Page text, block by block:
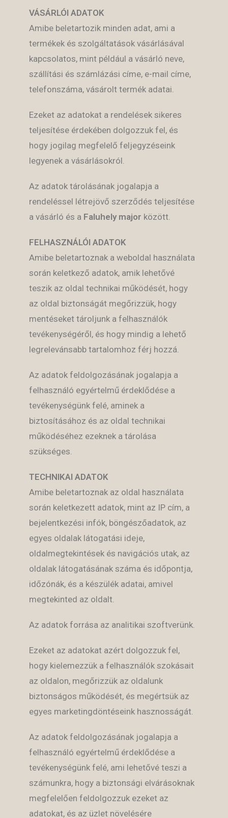
VÁSÁRLÓI ADATOK
Amibe beletartozik minden adat, ami a
termékek és szolgáltatások vásárlásával
kapcsolatos, mint például a vásárló neve,
szállítási és számlázási címe, e-mail címe,
telefonszáma, vásárolt termék adatai.
Ezeket az adatokat a rendelések sikeres
teljesítése érdekében dolgozzuk fel, és
hogy jogilag megfelelő feljegyzéseink
legyenek a vásárlásokról.
Az adatok tárolásának jogalapja a
rendeléssel létrejövő szerződés teljesítése
a vásárló és a Faluhely major között.
FELHASZNÁLÓI ADATOK
Amibe beletartoznak a weboldal használata
során keletkező adatok, amik lehetővé
teszik az oldal technikai működését, hogy
az oldal biztonságát megőrizzük, hogy
mentéseket tároljunk a felhasználók
tevékenységéről, és hogy mindig a lehető
legrelevánsabb tartalomhoz férj hozzá.
Az adatok feldolgozásának jogalapja a
felhasználó egyértelmű érdeklődése a
tevékenységünk felé, aminek a
biztosításához és az oldal technikai
működéséhez ezeknek a tárolása
szükséges.
TECHNIKAI ADATOK
Amibe beletartoznak az oldal használata
során keletkezett adatok, mint az IP cím, a
bejelentkezési infók, böngészőadatok, az
egyes oldalak látogatási ideje,
oldalmegtekintések és navigációs utak, az
oldalak látogatásának száma és időpontja,
időzónák, és a készülék adatai, amivel
megtekinted az oldalt.
Az adatok forrása az analitikai szoftverünk.
Ezeket az adatokat azért dolgozzuk fel,
hogy kielemezzük a felhasználók szokásait
az oldalon, megőrizzük az oldalunk
biztonságos működését, és megértsük az
egyes marketingdöntéseink hasznosságát.
Az adatok feldolgozásának jogalapja a
felhasználó egyértelmű érdeklődése a
tevékenységünk felé, ami lehetővé teszi a
számunkra, hogy a biztonsági elvárásoknak
megfelelően feldolgozzuk ezeket az
adatokat, és az üzlet növelésére